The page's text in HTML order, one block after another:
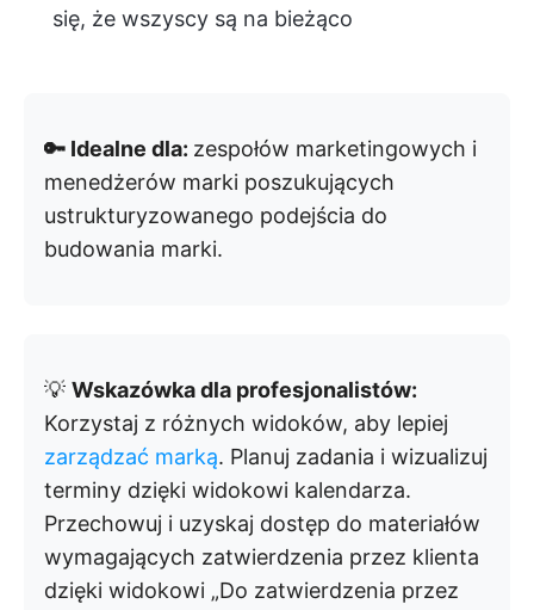
się, że wszyscy są na bieżąco
🔑 Idealne dla: zespołów marketingowych i
menedżerów marki poszukujących
ustrukturyzowanego podejścia do
budowania marki.
💡 Wskazówka dla profesjonalistów:
Korzystaj z różnych widoków, aby lepiej
zarządzać marką. Planuj zadania i wizualizuj
terminy dzięki widokowi kalendarza.
Przechowuj i uzyskaj dostęp do materiałów
wymagających zatwierdzenia przez klienta
dzięki widokowi „Do zatwierdzenia przez